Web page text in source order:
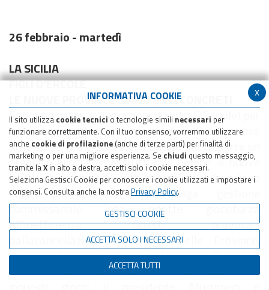
x
INFORMATIVA COOKIE
Il sito utilizza cookie tecnici o tecnologie simili necessari per
funzionare correttamente. Con il tuo consenso, vorremmo utilizzare
anche cookie di profilazione (anche di terze parti) per finalità di
marketing o per una migliore esperienza. Se chiudi questo messaggio,
tramite laX in alto a destra, accetti solo i cookie necessari.
Seleziona Gestisci Cookie per conoscere i cookie utilizzati e impostare i
consensi. Consulta anche la nostra Privacy Policy.
GESTISCI COOKIE
ACCETTA SOLO I NECESSARI
ACCETTA TUTTI
26 febbraio - martedì
LA SICILIA
FIGLI D'ERCOLE
LE NUOVE PROVINCE SIANO ENTI CONCRETI
Sono prossime le operazioni di voto (28aprile) per
normalizzare gli organi intermedi, ex Province ora
areevaste. Ma ci sarebbe il tempo per disporre un
organico programmastrutturale perché le nuove
istituzioni intermedie non nascano conl'handicap
della provvisorietà. La lunga gestione
commissariale leha ridotte giocoforza
all'inefficienza. Guasti provocati
dallacancellazione affrettata delle Province,
auspice il governatore protempore Crocetta,
obnubìlato dall'effetto televisivo. Non a caso